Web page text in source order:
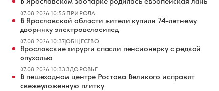
07.08.2026 10:55|ПРИРОДА
В Ярославской области жители купили 74-летнему
дворнику электровелосипед
07.08.2026 10:37|ОБЩЕСТВО
Ярославские хирурги спасли пенсионерку с редкой
опухолью
07.08.2026 10:33|ЗДОРОВЬЕ
В пешеходном центре Ростова Великого исправят
свежеуложенную плитку